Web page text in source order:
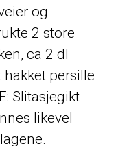
og
2 store
ca 2 dl
persille
Slitasjegikt
likevel